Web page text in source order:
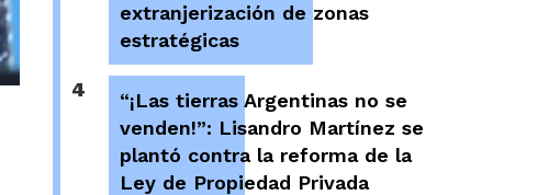
extranjerización de zonas
estratégicas
4
“¡Las tierras Argentinas no se
venden!”: Lisandro Martínez se
plantó contra la reforma de la
Ley de Propiedad Privada